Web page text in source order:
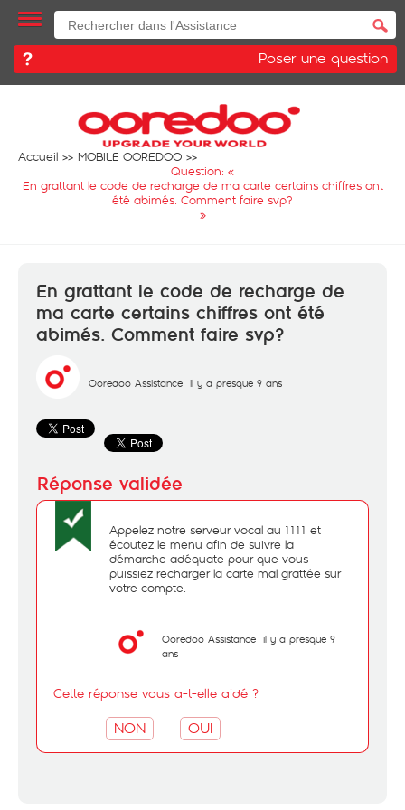
Poser une question
Accueil
MOBILE OOREDOO
Question: «
En grattant le code de recharge de ma carte certains chiffres ont
été abimés. Comment faire svp?
»
En grattant le code de recharge de
ma carte certains chiffres ont été
abimés. Comment faire svp?
Ooredoo Assistance il y a presque 9 ans
Appelez notre serveur vocal au 1111 et
écoutez le menu afin de suivre la
démarche adéquate pour que vous
puissiez recharger la carte mal grattée sur
votre compte.
Ooredoo Assistance il y a presque 9
ans
Cette réponse vous a-t-elle aidé ?
NON OUI